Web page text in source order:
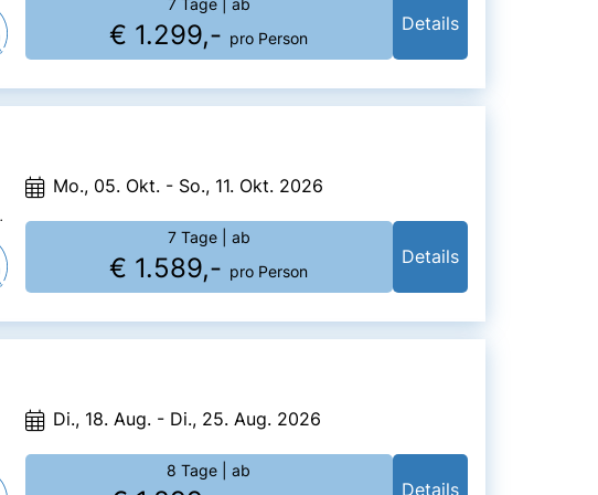
7 Tage | ab
€ 1.299,- pro Person
Details
Mo., 05. Okt. - So., 11. Okt. 2026
7 Tage | ab
€ 1.589,- pro Person
Details
Di., 18. Aug. - Di., 25. Aug. 2026
8 Tage | ab
Details